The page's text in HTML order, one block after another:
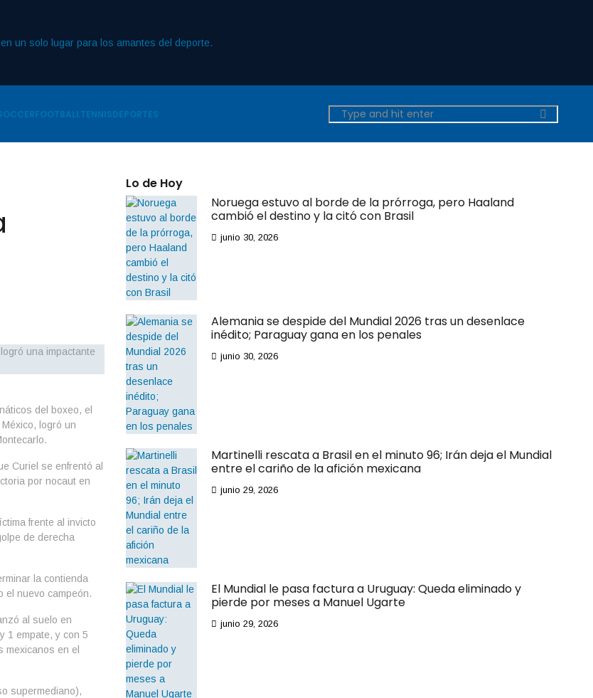
FOOTBALLTENNISDEPORTES
del boxeo, el
logró un
Curiel se enfrentó al
por nocaut en
frente al invicto
de derecha
la contienda
el nuevo campeón.
al suelo en
1 empate, y con 5
en el
supermediano),
Lo de Hoy
Noruega estuvo al borde de la prórroga, pero Haaland
cambió el destino y la citó con Brasil
junio 30, 2026
Alemania se despide del Mundial 2026 tras un desenlace
inédito; Paraguay gana en los penales
junio 30, 2026
Martinelli rescata a Brasil en el minuto 96; Irán deja el Mundial
entre el cariño de la afición mexicana
junio 29, 2026
El Mundial le pasa factura a Uruguay: Queda eliminado y
pierde por meses a Manuel Ugarte
junio 29, 2026